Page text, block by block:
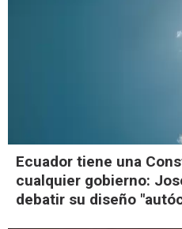
Ecuador tiene una
cualquier gobierno:
debatir su diseño